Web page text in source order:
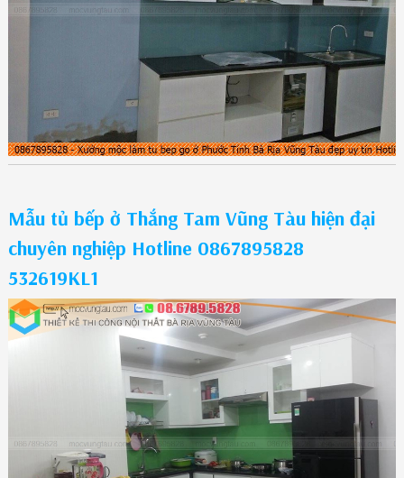
Mẫu tủ bếp ở Thắng Tam Vũng Tàu hiện đại
chuyên nghiệp Hotline 0867895828
532619KL1